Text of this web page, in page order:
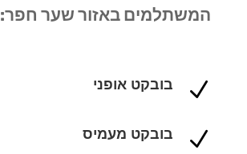
המשתלמים באזור שער חפר:
N בובקט אופני
N בובקט מעמיס